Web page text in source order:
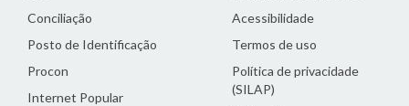
Conciliação
Posto de Identificação
Procon
Internet Popular
Acessibilidade
Termos de uso
Política de privacidade
(SILAP)